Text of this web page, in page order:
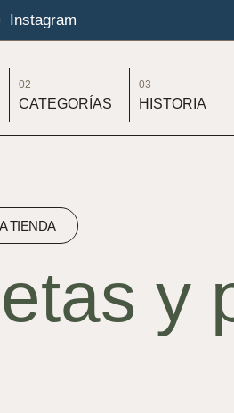
Instagram
02
CATEGORÍAS
03
HISTORIA
TIENDA
y